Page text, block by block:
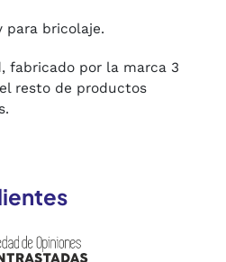
para bricolaje.
fabricado por la marca 3
el resto de productos